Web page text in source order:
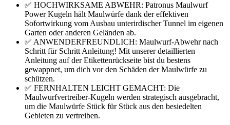
✅ HOCHWIRKSAME ABWEHR: Patronus Maulwurf
Power Kugeln hält Maulwürfe dank der effektiven
Sofortwirkung vom Ausbau unterirdischer Tunnel im eigenen
Garten oder anderen Geländen ab.
✅ ANWENDERFREUNDLICH: Maulwurf-Abwehr nach
Schritt für Schritt Anleitung! Mit unserer detaillierten
Anleitung auf der Etikettenrückseite bist du bestens
gewappnet, um dich vor den Schäden der Maulwürfe zu
schützen.
✅ FERNHALTEN LEICHT GEMACHT: Die
Maulwurfvertreiber-Kugeln werden strategisch ausgebracht,
um die Maulwürfe Stück für Stück aus den besiedelten
Gebieten zu vertreiben.